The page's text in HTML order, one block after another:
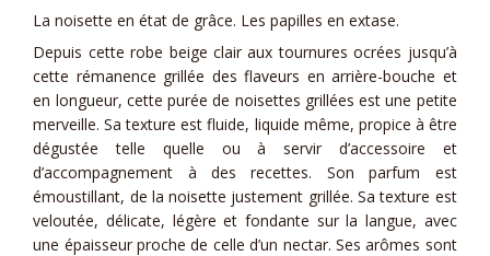
La noisette en état de grâce. Les papilles en extase.
Depuis cette robe beige clair aux tournures ocrées jusqu’à
cette rémanence grillée des flaveurs en arrière-bouche et
en longueur, cette purée de noisettes grillées est une petite
merveille. Sa texture est fluide, liquide même, propice à être
dégustée telle quelle ou à servir d’accessoire et
d’accompagnement à des recettes. Son parfum est
émoustillant, de la noisette justement grillée. Sa texture est
veloutée, délicate, légère et fondante sur la langue, avec
une épaisseur proche de celle d’un nectar. Ses arômes sont